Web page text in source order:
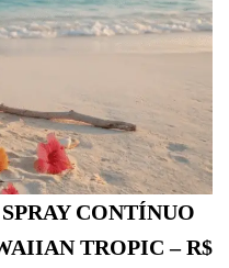
CONTÍNUO
TROPIC – R$